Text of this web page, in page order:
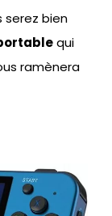
serez bien
qui
ramènera